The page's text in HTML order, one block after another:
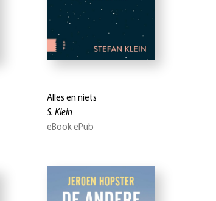
Alles en niets
S. Klein
eBook ePub